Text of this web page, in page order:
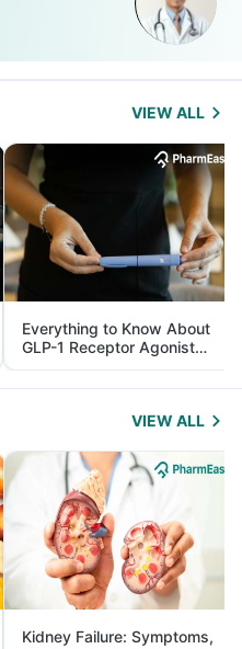
VIEW ALL
Everything to Know About
GLP-1 Receptor Agonist
and Its Role in Weight
Management
VIEW ALL
Kidney Failure: Symptoms,